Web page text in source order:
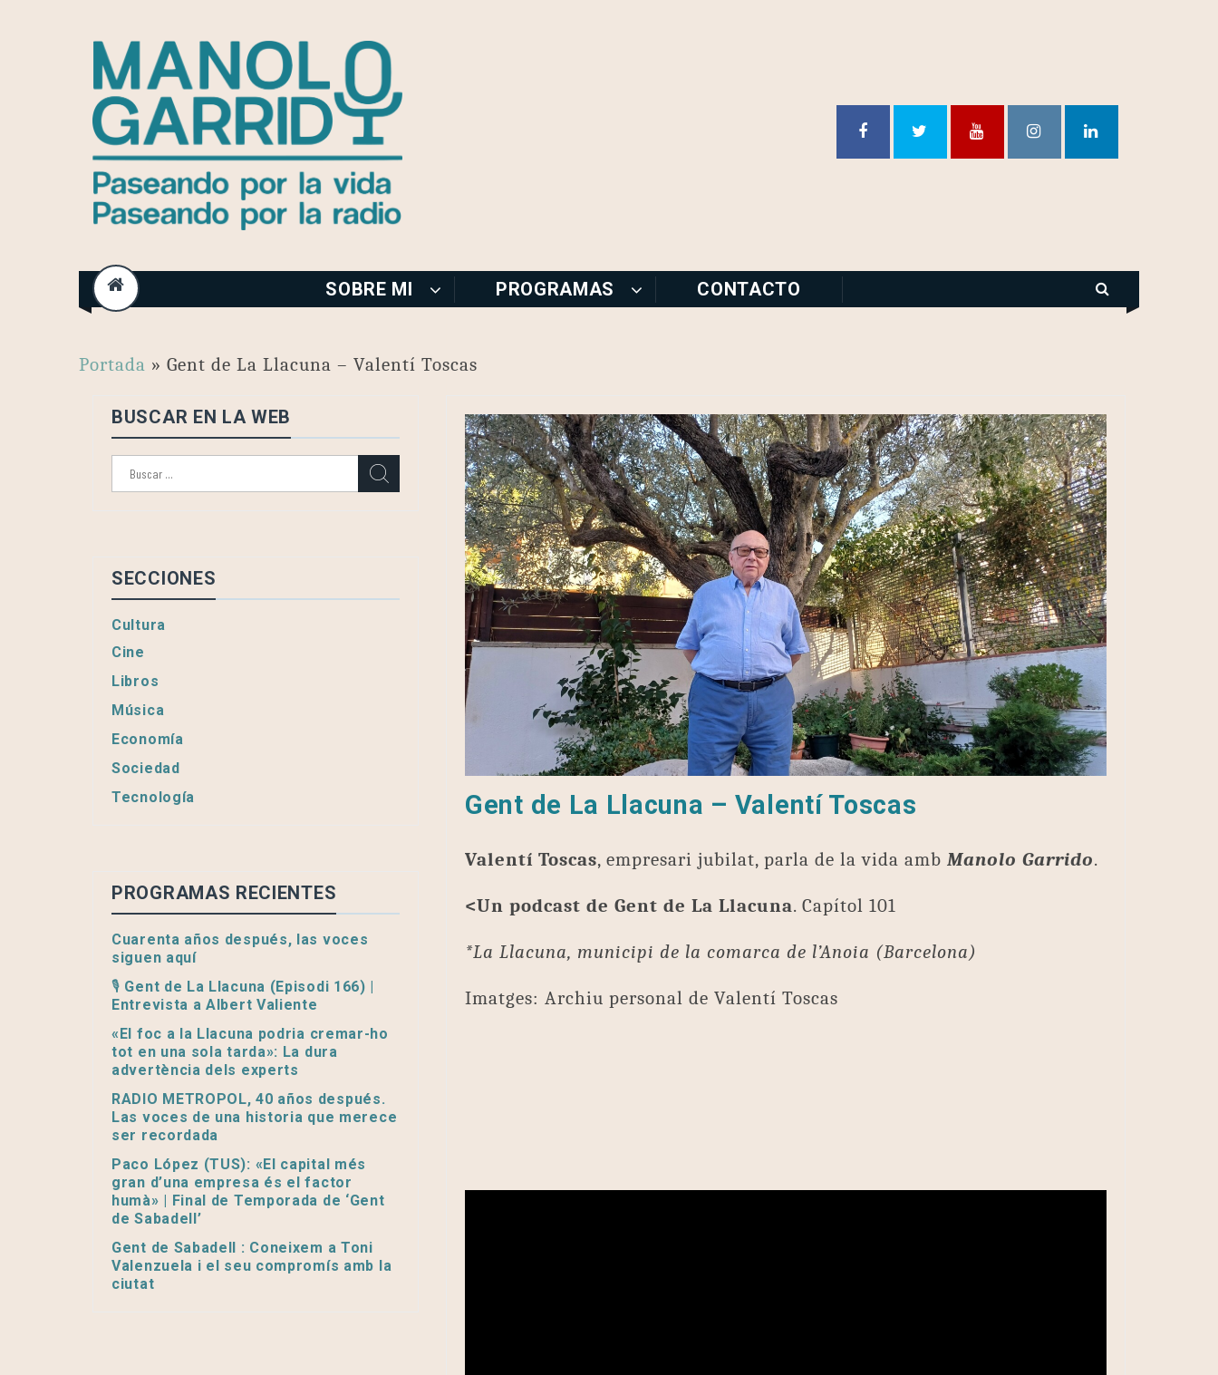
content
SOBRE MI PROGRAMAS CONTACTO
Portada » Gent de La Llacuna – Valentí Toscas
Gent de La Llacuna – Valentí Toscas
Valentí Toscas, empresari jubilat, parla de la vida amb Manolo Garrido.
<Un podcast de Gent de La Llacuna. Capítol 101
*La Llacuna, municipi de la comarca de l’Anoia (Barcelona)
Imatges: Archiu personal de Valentí Toscas
BUSCAR EN LA WEB
SECCIONES
Cultura
Cine
Libros
Música
Economía
Sociedad
Tecnología
PROGRAMAS RECIENTES
Cuarenta años después, las voces
siguen aquí
🎙️ Gent de La Llacuna (Episodi 166) |
Entrevista a Albert Valiente
«El foc a la Llacuna podria cremar-ho
tot en una sola tarda»: La dura
advertència dels experts
RADIO METROPOL, 40 años después.
Las voces de una historia que merece
ser recordada
Paco López (TUS): «El capital més
gran d’una empresa és el factor
humà» | Final de Temporada de ‘Gent
de Sabadell’
Gent de Sabadell : Coneixem a Toni
Valenzuela i el seu compromís amb la
ciutat